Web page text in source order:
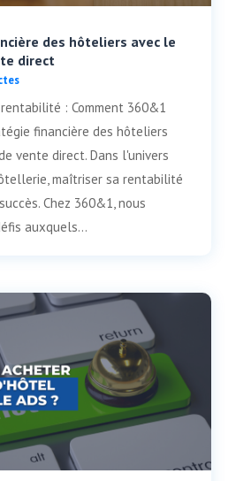
des hôteliers avec le
direct
: Comment 360&1
financière des hôteliers
vente direct. Dans l'univers
maîtriser sa rentabilité
Chez 360&1, nous
auxquels...